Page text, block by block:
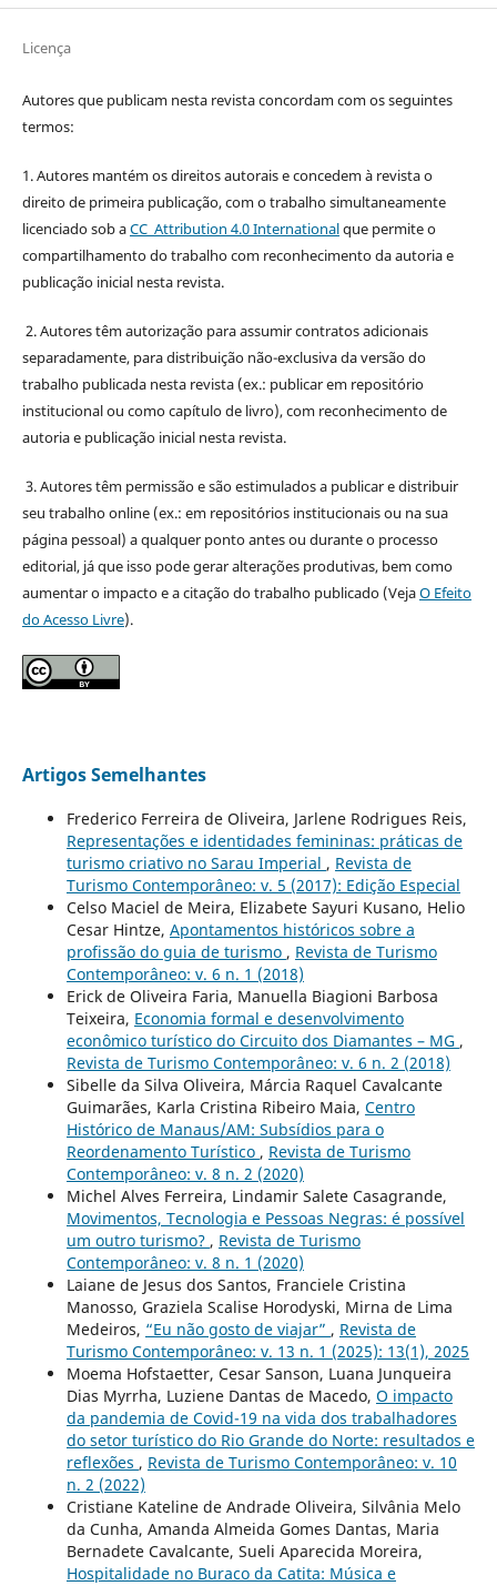
Licença
Autores que publicam nesta revista concordam com os seguintes
termos:
1. Autores mantém os direitos autorais e concedem à revista o
direito de primeira publicação, com o trabalho simultaneamente
licenciado sob aCC Attribution 4.0 Internationalque permite o
compartilhamento do trabalho com reconhecimento da autoria e
publicação inicial nesta revista.
2. Autores têm autorização para assumir contratos adicionais
separadamente, para distribuição não-exclusiva da versão do
trabalho publicada nesta revista (ex.: publicar em repositório
institucional ou como capítulo de livro), com reconhecimento de
autoria e publicação inicial nesta revista.
3. Autores têm permissão e são estimulados a publicar e distribuir
seu trabalho online (ex.: em repositórios institucionais ou na sua
página pessoal) a qualquer ponto antes ou durante o processo
editorial, já que isso pode gerar alterações produtivas, bem como
aumentar o impacto e a citação do trabalho publicado (VejaO Efeito
do Acesso Livre).
Artigos Semelhantes
Frederico Ferreira de Oliveira, Jarlene Rodrigues Reis,
Representações e identidades femininas: práticas de
turismo criativo no Sarau Imperial , Revista de
Turismo Contemporâneo: v. 5 (2017): Edição Especial
Celso Maciel de Meira, Elizabete Sayuri Kusano, Helio
Cesar Hintze, Apontamentos históricos sobre a
profissão do guia de turismo , Revista de Turismo
Contemporâneo: v. 6 n. 1 (2018)
Erick de Oliveira Faria, Manuella Biagioni Barbosa
Teixeira, Economia formal e desenvolvimento
econômico turístico do Circuito dos Diamantes – MG ,
Revista de Turismo Contemporâneo: v. 6 n. 2 (2018)
Sibelle da Silva Oliveira, Márcia Raquel Cavalcante
Guimarães, Karla Cristina Ribeiro Maia, Centro
Histórico de Manaus/AM: Subsídios para o
Reordenamento Turístico , Revista de Turismo
Contemporâneo: v. 8 n. 2 (2020)
Michel Alves Ferreira, Lindamir Salete Casagrande,
Movimentos, Tecnologia e Pessoas Negras: é possível
um outro turismo? , Revista de Turismo
Contemporâneo: v. 8 n. 1 (2020)
Laiane de Jesus dos Santos, Franciele Cristina
Manosso, Graziela Scalise Horodyski, Mirna de Lima
Medeiros, “Eu não gosto de viajar” , Revista de
Turismo Contemporâneo: v. 13 n. 1 (2025): 13(1), 2025
Moema Hofstaetter, Cesar Sanson, Luana Junqueira
Dias Myrrha, Luziene Dantas de Macedo, O impacto
da pandemia de Covid-19 na vida dos trabalhadores
do setor turístico do Rio Grande do Norte: resultados e
reflexões , Revista de Turismo Contemporâneo: v. 10
n. 2 (2022)
Cristiane Kateline de Andrade Oliveira, Silvânia Melo
da Cunha, Amanda Almeida Gomes Dantas, Maria
Bernadete Cavalcante, Sueli Aparecida Moreira,
Hospitalidade no Buraco da Catita: Música e